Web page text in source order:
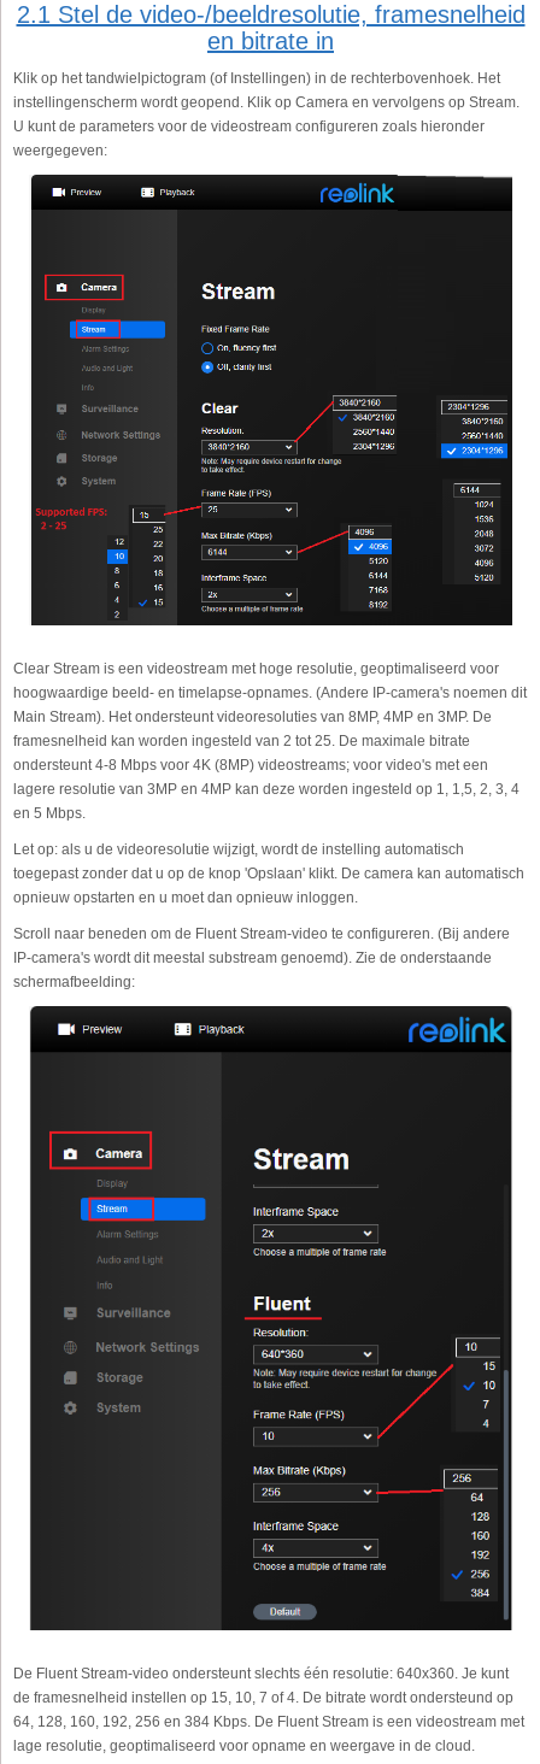
2.1 Stel de video-/beeldresolutie, framesnelheid
en bitrate in
Klik op het tandwielpictogram (of Instellingen) in de rechterbovenhoek. Het
instellingenscherm wordt geopend. Klik op Camera en vervolgens op Stream.
U kunt de parameters voor de videostream configureren zoals hieronder
weergegeven:
Clear Stream is een videostream met hoge resolutie, geoptimaliseerd voor
hoogwaardige beeld- en timelapse-opnames. (Andere IP-camera's noemen dit
Main Stream). Het ondersteunt videoresoluties van 8MP, 4MP en 3MP. De
framesnelheid kan worden ingesteld van 2 tot 25. De maximale bitrate
ondersteunt 4-8 Mbps voor 4K (8MP) videostreams; voor video's met een
lagere resolutie van 3MP en 4MP kan deze worden ingesteld op 1, 1,5, 2, 3, 4
en 5 Mbps.
Let op: als u de videoresolutie wijzigt, wordt de instelling automatisch
toegepast zonder dat u op de knop 'Opslaan' klikt. De camera kan automatisch
opnieuw opstarten en u moet dan opnieuw inloggen.
Scroll naar beneden om de Fluent Stream-video te configureren. (Bij andere
IP-camera's wordt dit meestal substream genoemd). Zie de onderstaande
schermafbeelding:
De Fluent Stream-video ondersteunt slechts één resolutie: 640x360. Je kunt
de framesnelheid instellen op 15, 10, 7 of 4. De bitrate wordt ondersteund op
64, 128, 160, 192, 256 en 384 Kbps. De Fluent Stream is een videostream met
lage resolutie, geoptimaliseerd voor opname en weergave in de cloud.